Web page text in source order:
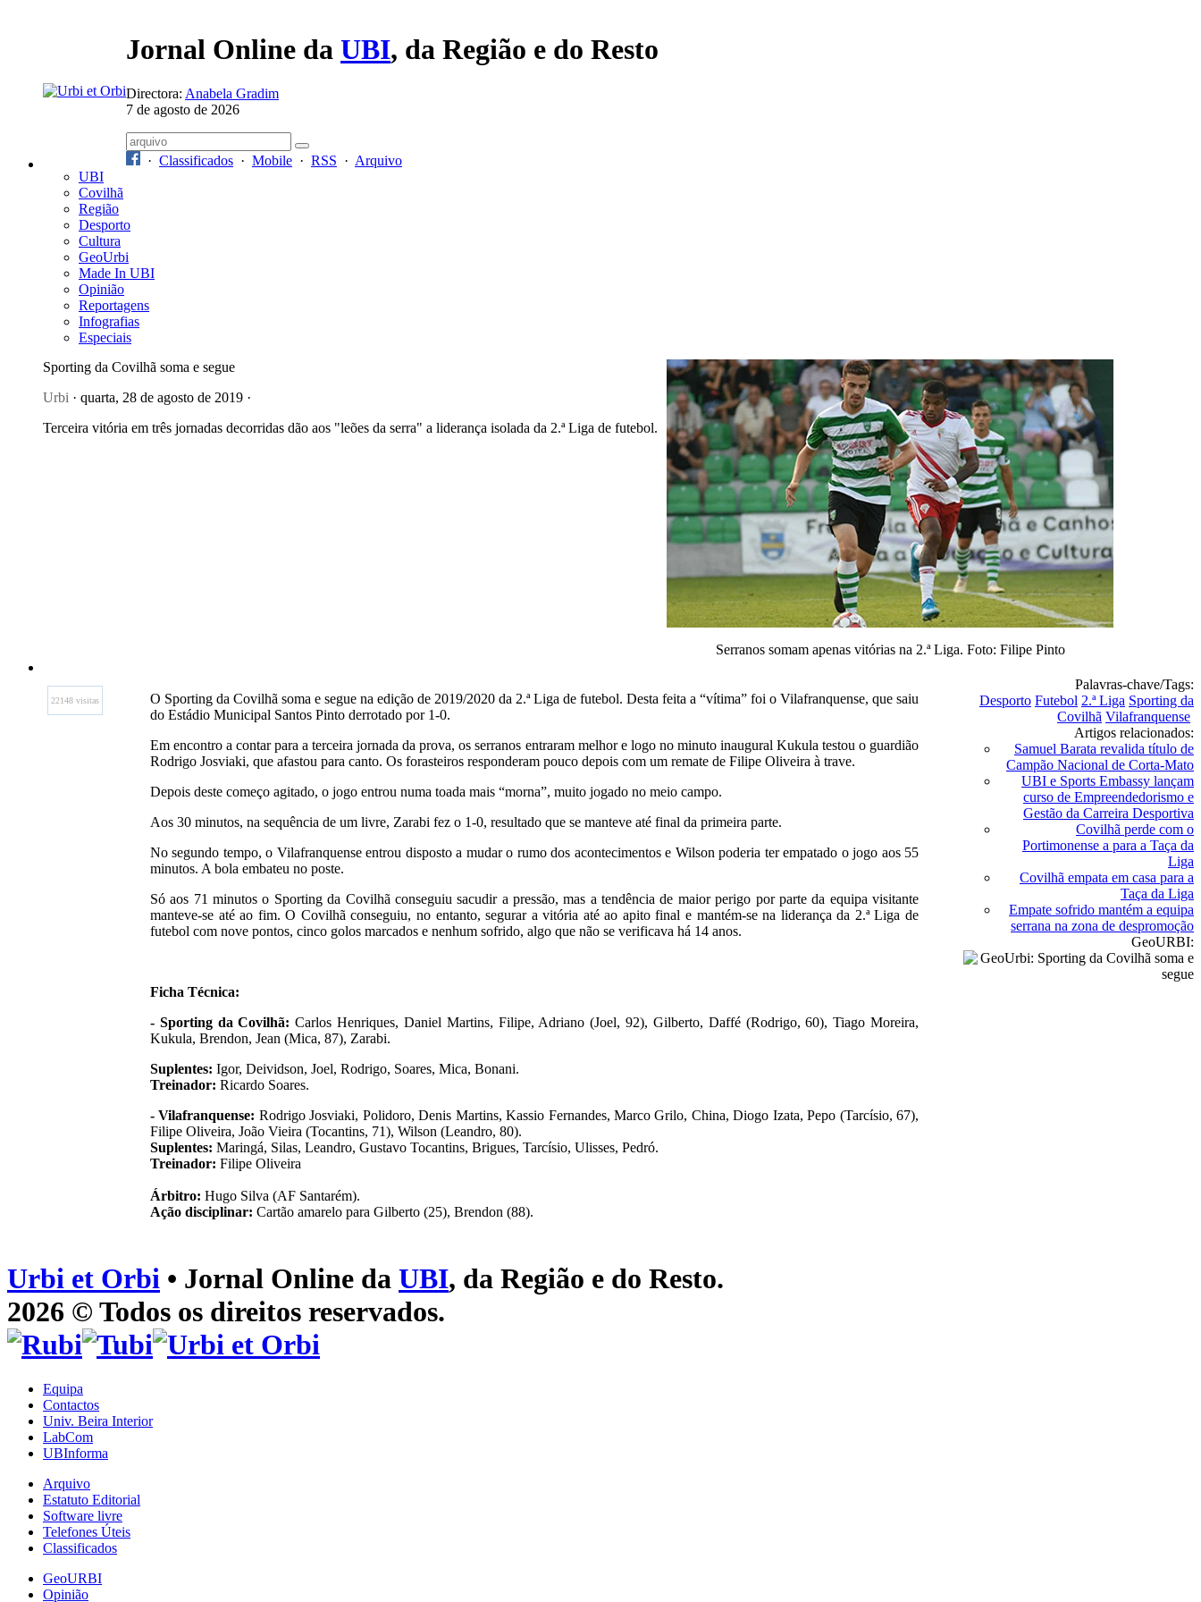
Jornal Online da UBI, da Região e do Resto
Directora: Anabela Gradim
7 de agosto de 2026
· Classificados · Mobile · RSS · Arquivo
UBI
Covilhã
Região
Desporto
Cultura
GeoUrbi
Made In UBI
Opinião
Reportagens
Infografias
Especiais
Sporting da Covilhã soma e segue
Urbi · quarta, 28 de agosto de 2019 ·
Terceira vitória em três jornadas decorridas dão aos "leões da serra" a liderança isolada da 2.ª Liga de futebol.
Serranos somam apenas vitórias na 2.ª Liga. Foto: Filipe Pinto
22148 visitas
O Sporting da Covilhã soma e segue na edição de 2019/2020 da 2.ª Liga de futebol. Desta feita a “vítima” foi o Vilafranquense, que saiu
do Estádio Municipal Santos Pinto derrotado por 1-0.
Em encontro a contar para a terceira jornada da prova, os serranos entraram melhor e logo no minuto inaugural Kukula testou o guardião
Rodrigo Josviaki, que afastou para canto. Os forasteiros responderam pouco depois com um remate de Filipe Oliveira à trave.
Depois deste começo agitado, o jogo entrou numa toada mais “morna”, muito jogado no meio campo.
Aos 30 minutos, na sequência de um livre, Zarabi fez o 1-0, resultado que se manteve até final da primeira parte.
No segundo tempo, o Vilafranquense entrou disposto a mudar o rumo dos acontecimentos e Wilson poderia ter empatado o jogo aos 55
minutos. A bola embateu no poste.
Só aos 71 minutos o Sporting da Covilhã conseguiu sacudir a pressão, mas a tendência de maior perigo por parte da equipa visitante
manteve-se até ao fim. O Covilhã conseguiu, no entanto, segurar a vitória até ao apito final e mantém-se na liderança da 2.ª Liga de
futebol com nove pontos, cinco golos marcados e nenhum sofrido, algo que não se verificava há 14 anos.
Ficha Técnica:
- Sporting da Covilhã: Carlos Henriques, Daniel Martins, Filipe, Adriano (Joel, 92), Gilberto, Daffé (Rodrigo, 60), Tiago Moreira,
Kukula, Brendon, Jean (Mica, 87), Zarabi.
Suplentes: Igor, Deividson, Joel, Rodrigo, Soares, Mica, Bonani.
Treinador: Ricardo Soares.
- Vilafranquense: Rodrigo Josviaki, Polidoro, Denis Martins, Kassio Fernandes, Marco Grilo, China, Diogo Izata, Pepo (Tarcísio, 67),
Filipe Oliveira, João Vieira (Tocantins, 71), Wilson (Leandro, 80).
Suplentes: Maringá, Silas, Leandro, Gustavo Tocantins, Brigues, Tarcísio, Ulisses, Pedró.
Treinador: Filipe Oliveira
Árbitro: Hugo Silva (AF Santarém).
Ação disciplinar: Cartão amarelo para Gilberto (25), Brendon (88).
Palavras-chave/Tags:
Desporto Futebol 2.ª Liga Sporting da
Covilhã Vilafranquense
Artigos relacionados:
Samuel Barata revalida título de
Campão Nacional de Corta-Mato
UBI e Sports Embassy lançam
curso de Empreendedorismo e
Gestão da Carreira Desportiva
Covilhã perde com o
Portimonense a para a Taça da
Liga
Covilhã empata em casa para a
Taça da Liga
Empate sofrido mantém a equipa
serrana na zona de despromoção
GeoURBI:
Urbi et Orbi • Jornal Online da UBI, da Região e do Resto.
2026 © Todos os direitos reservados.
Equipa
Contactos
Univ. Beira Interior
LabCom
UBInforma
Arquivo
Estatuto Editorial
Software livre
Telefones Úteis
Classificados
GeoURBI
Opinião